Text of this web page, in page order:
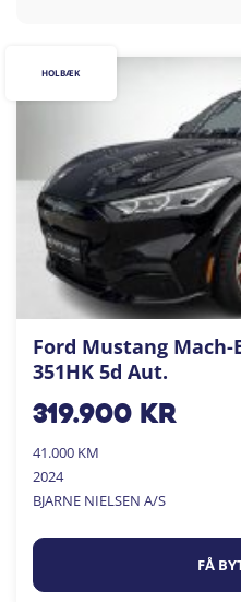
Ford Mustang Mach-
351HK 5d Aut.
319.900kr
41.000 KM
2024
BJARNE NIELSEN A/S
FÅ
HOLBÆK